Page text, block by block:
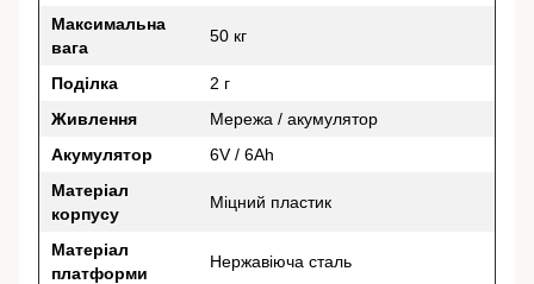
Максимальна
вага
50 кг
Поділка
2 г
Живлення
Мережа / акумулятор
Акумулятор
6V / 6Ah
Матеріал
корпусу
Міцний пластик
Матеріал
платформи
Нержавіюча сталь